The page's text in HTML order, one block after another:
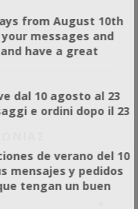
from August 10th
messages and
have a great
dal 10 agosto al 23
e ordini dopo il 23
de verano del 10
mensajes y pedidos
tengan un buen